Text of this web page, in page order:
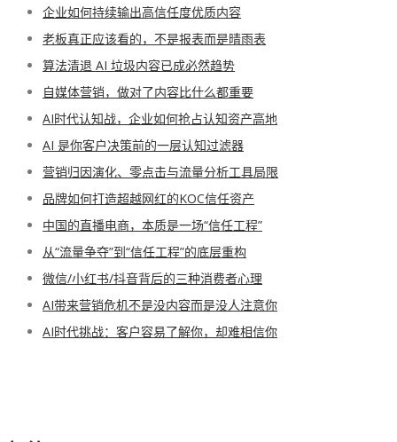
企业如何持续输出高信任度优质内容
老板真正应该看的，不是报表而是晴雨表
算法清退 AI 垃圾内容已成必然趋势
自媒体营销，做对了内容比什么都重要
AI时代认知战，企业如何抢占认知资产高地
AI 是你客户决策前的一层认知过滤器
营销归因演化、零点击与流量分析工具局限
品牌如何打造超越网红的KOC信任资产
中国的直播电商，本质是一场“信任工程”
从“流量争夺”到“信任工程”的底层重构
微信/小红书/抖音背后的三种消费者心理
AI带来营销危机不是没内容而是没人注意你
AI时代挑战：客户容易了解你，却难相信你